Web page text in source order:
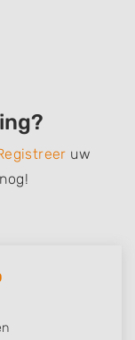
uw